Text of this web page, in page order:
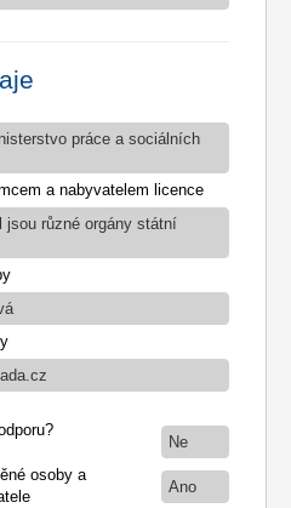
práce a sociálních
a nabyvatelem licence
jsou různé orgány státní
Ne
osoby a
Ano